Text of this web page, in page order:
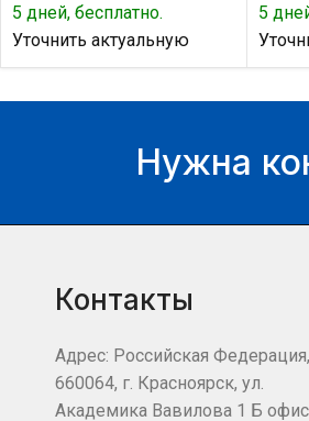
5 дней, бесплатно.
Уточнить актуальную
цену и наличие товара Вы
5
цену
Нужна
Контакты
Адрес: Российская Федерация,
660064, г. Красноярск, ул.
Академика Вавилова 1 Б офис